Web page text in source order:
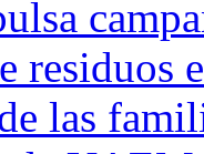
residuos
las